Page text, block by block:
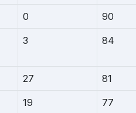
0 90
3 84
27 81
19 77